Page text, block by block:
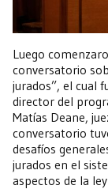
Luego
conversatorio
jurados”, el cual
director del
Matías Deane,
conversatorio
desafíos
jurados en el
aspectos de la